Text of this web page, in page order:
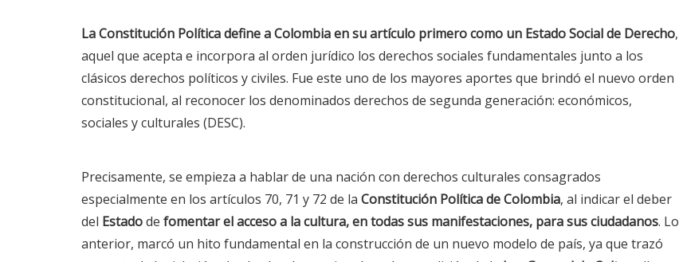
La Constitución Política define a Colombia en su artículo primero como un Estado Social de Derecho,
aquel que acepta e incorpora al orden jurídico los derechos sociales fundamentales junto a los
clásicos derechos políticos y civiles. Fue este uno de los mayores aportes que brindó el nuevo orden
constitucional, al reconocer los denominados derechos de segunda generación: económicos,
sociales y culturales (DESC).
Precisamente, se empieza a hablar de una nación con derechos culturales consagrados
especialmente en los artículos 70, 71 y 72 de la Constitución Política de Colombia, al indicar el deber
del Estadode fomentar el acceso a la cultura, en todas sus manifestaciones, para sus ciudadanos. Lo
anterior, marcó un hito fundamental en la construcción de un nuevo modelo de país, ya que trazó